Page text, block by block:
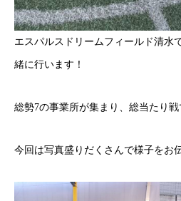
エスパルスドリームフィールド清水
緒に行います！
総勢7の事業所が集まり、総当たり戦
今回は写真盛りだくさんで様子をお